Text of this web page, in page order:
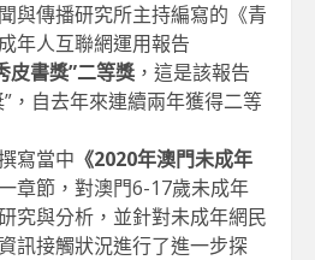
與傳播研究所主持編寫的《青
年人互聯網運用報告
皮書獎”二等獎 ，這是該報告
，自去年來連續兩年獲得二等
寫當中 《2020年澳門未成年
章節，對澳門6-17歲未成年
究與分析，並針對未成年網民
訊接觸狀況進行了進一步探